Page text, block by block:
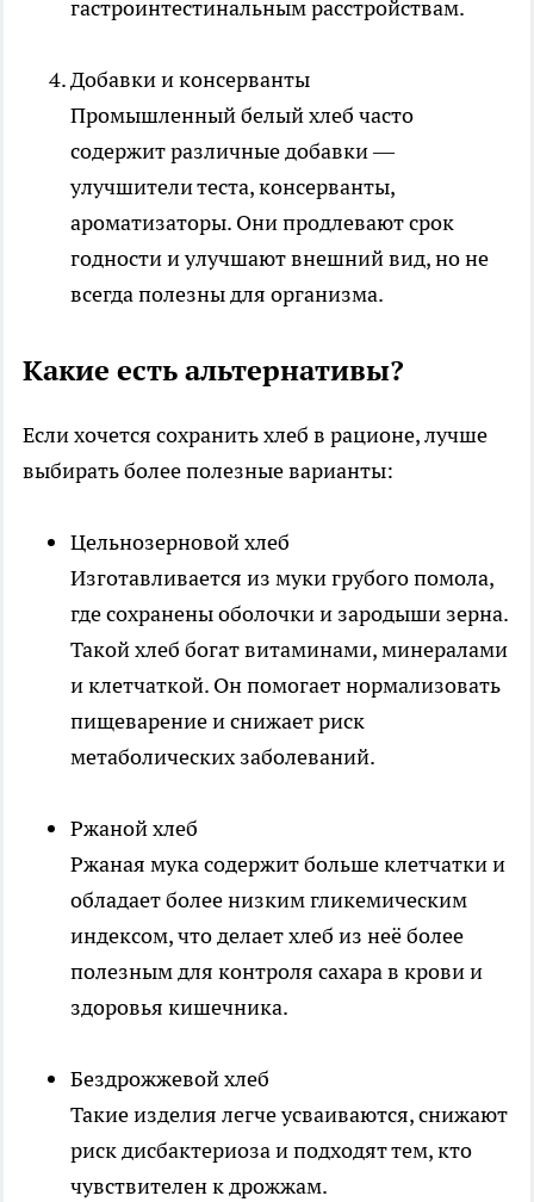
гастроинтестинальным расстройствам.
Добавки и консерванты
Промышленный белый хлеб часто
содержит различные добавки —
улучшители теста, консерванты,
ароматизаторы. Они продлевают срок
годности и улучшают внешний вид, но не
всегда полезны для организма.
Какие есть альтернативы?
Если хочется сохранить хлеб в рационе, лучше
выбирать более полезные варианты:
Цельнозерновой хлеб
Изготавливается из муки грубого помола,
где сохранены оболочки и зародыши зерна.
Такой хлеб богат витаминами, минералами
и клетчаткой. Он помогает нормализовать
пищеварение и снижает риск
метаболических заболеваний.
Ржаной хлеб
Ржаная мука содержит больше клетчатки и
обладает более низким гликемическим
индексом, что делает хлеб из неё более
полезным для контроля сахара в крови и
здоровья кишечника.
Бездрожжевой хлеб
Такие изделия легче усваиваются, снижают
риск дисбактериоза и подходят тем, кто
чувствителен к дрожжам.